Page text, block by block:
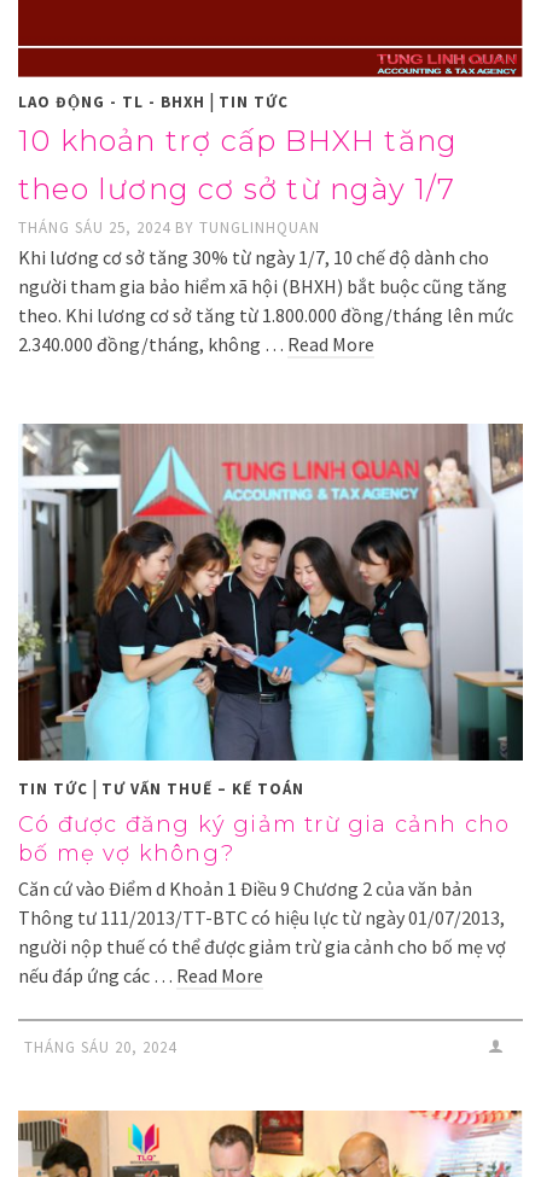
LAO ĐỘNG - TL - BHXH | TIN TỨC
10 khoản trợ cấp BHXH tăng
theo lương cơ sở từ ngày 1/7
THÁNG SÁU 25, 2024 BY TUNGLINHQUAN
Khi lương cơ sở tăng 30% từ ngày 1/7, 10 chế độ dành cho
người tham gia bảo hiểm xã hội (BHXH) bắt buộc cũng tăng
theo. Khi lương cơ sở tăng từ 1.800.000 đồng/tháng lên mức
2.340.000 đồng/tháng, không … Read More
TIN TỨC | TƯ VẤN THUẾ – KẾ TOÁN
Có được đăng ký giảm trừ gia cảnh cho
bố mẹ vợ không?
Căn cứ vào Điểm d Khoản 1 Điều 9 Chương 2 của văn bản
Thông tư 111/2013/TT-BTC có hiệu lực từ ngày 01/07/2013,
người nộp thuế có thể được giảm trừ gia cảnh cho bố mẹ vợ
nếu đáp ứng các … Read More
THÁNG SÁU 20, 2024